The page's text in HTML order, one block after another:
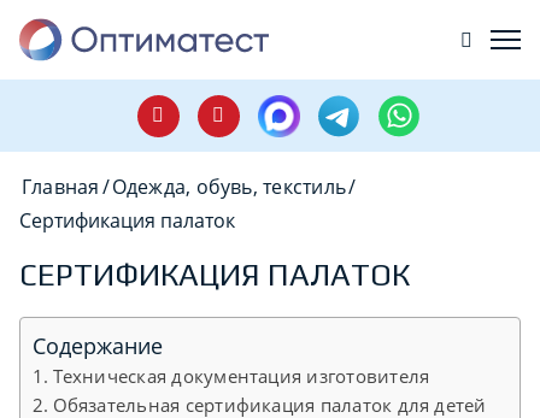
Главная/Одежда, обувь, текстиль/
Сертификация палаток
СЕРТИФИКАЦИЯ ПАЛАТОК
Содержание
Техническая документация изготовителя
Обязательная сертификация палаток для детей